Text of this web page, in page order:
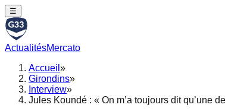
☰
ActualitésMercato
Accueil »
Girondins»
Interview»
Jules Koundé : « On m’a toujours dit qu’une